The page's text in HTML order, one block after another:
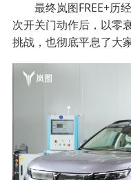
最终岚图FREE+历经
次开关门动作后，以零
挑战，也彻底平息了大